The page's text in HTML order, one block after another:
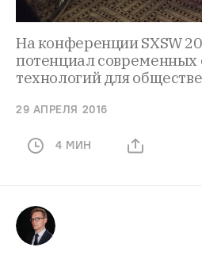
На конференции SXSW
потенциал современных
технологий для
29 АПРЕЛЯ 2016
4 МИН